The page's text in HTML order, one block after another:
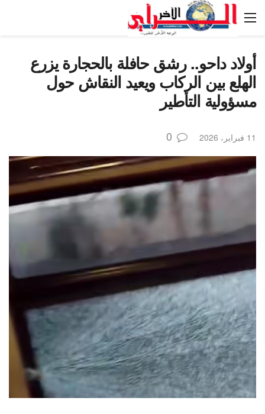
أولاد داحو.. رشق حافلة بالحجارة يزرع
الهلع بين الركاب ويعيد النقاش حول
مسؤولية التأطير
11 فبراير، 2026 0